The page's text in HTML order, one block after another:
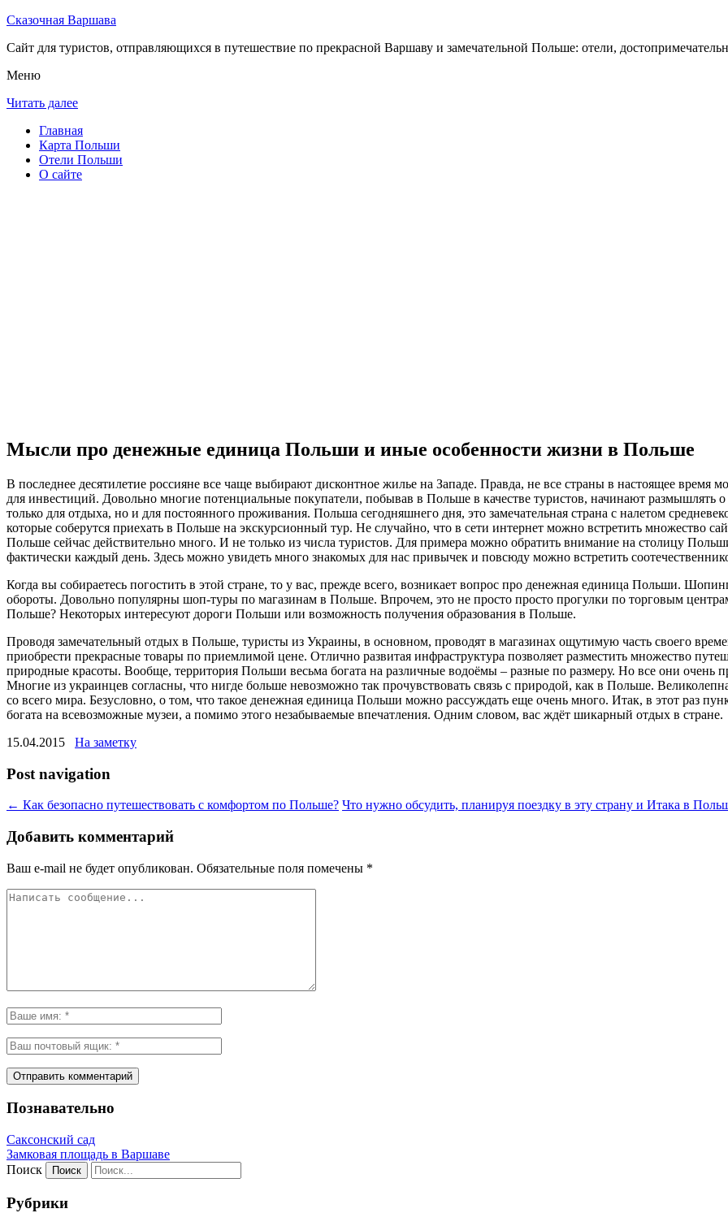
Сказочная Варшава
Сайт для туристов, отправляющихся в путешествие по прекрасной Варшаву и замечательной Польше: отели,
Меню
Читать далее
Главная
Карта Польши
Отели Польши
О сайте
Мысли про денежные единица Польши и иные особенности жизни в Польше
В последнее десятилетие россияне все чаще выбирают дисконтное жилье на Западе. Правда, не все страны в настоящее
для инвестиций. Довольно многие потенциальные покупатели, побывав в Польше в качестве туристов, начинают размышлять
только для отдыха, но и для постоянного проживания. Польша сегодняшнего дня, это замечательная страна с налетом
которые соберутся приехать в Польше на экскурсионный тур. Не случайно, что в сети интернет можно встретить множество
Польше сейчас действительно много. И не только из числа туристов. Для примера можно обратить внимание на столицу
фактически каждый день. Здесь можно увидеть много знакомых для нас привычек и повсюду можно встретить
Когда вы собираетесь погостить в этой стране, то у вас, прежде всего, возникает вопрос про денежная единица Польши.
обороты. Довольно популярны шоп-туры по магазинам в Польше. Впрочем, это не просто просто прогулки по торговым
Польше? Некоторых интересуют дороги Польши или возможность получения образования в Польше.
Проводя замечательный отдых в Польше, туристы из Украины, в основном, проводят в магазинах ощутимую часть своего
приобрести прекрасные товары по приемлимой цене. Отлично развитая инфраструктура позволяет разместить множество
природные красоты. Вообще, территория Польши весьма богата на различные водоёмы – разные по размеру. Но все они очень
Многие из украинцев согласны, что нигде больше невозможно так прочувствовать связь с природой, как в Польше.
со всего мира. Безусловно, о том, что такое денежная единица Польши можно рассуждать еще очень много. Итак, в этот раз
богата на всевозможные музеи, а помимо этого незабываемые впечатления. Одним словом, вас ждёт шикарный отдых в стране.
15.04.2015 На заметку
Post navigation
← Как безопасно путешествовать с комфортом по Польше? Что нужно обсудить, планируя поездку в эту страну и Итака в
Добавить комментарий
Ваш e-mail не будет опубликован. Обязательные поля помечены *
Познавательно
Саксонский сад
Замковая площадь в Варшаве
Поиск
Рубрики